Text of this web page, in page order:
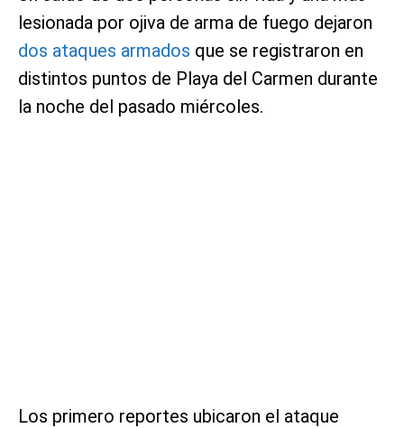
lesionada por ojiva de arma de fuego dejaron
dos ataques armados que se registraron en
distintos puntos de Playa del Carmen durante
la noche del pasado miércoles.
Los primero reportes ubicaron el ataque